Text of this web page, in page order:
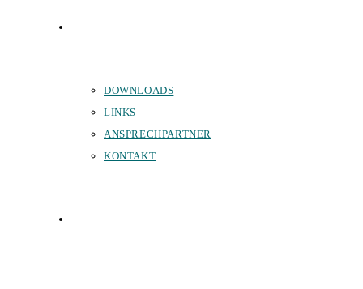
DOWNLOADS
LINKS
ANSPRECHPARTNER
KONTAKT